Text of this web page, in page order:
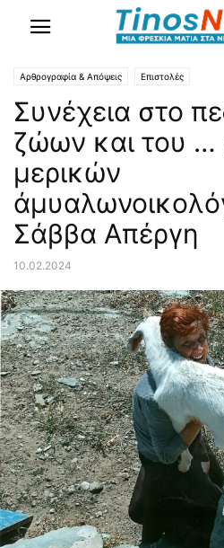
Αρθρογραφία & Απόψεις Επιστολές
Συνέχεια στο
ζώων και του …
μερικών
Σάββα Απέργη
10.02.2024